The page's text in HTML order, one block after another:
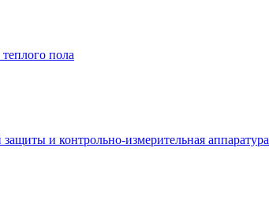
пола
и контрольно-измерительная аппаратура